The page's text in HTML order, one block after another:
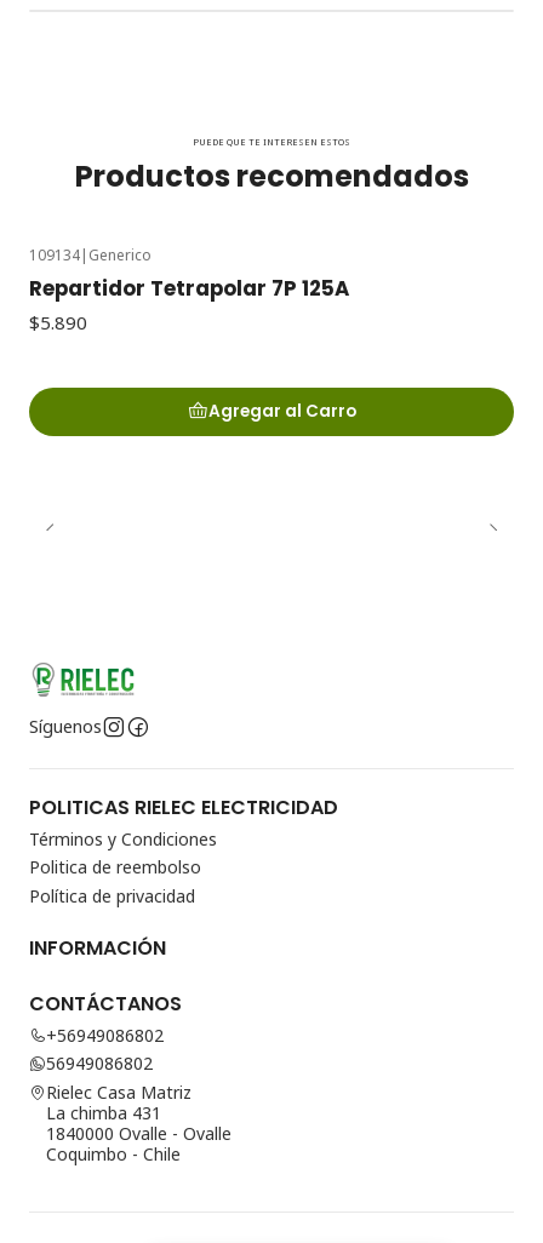
PUEDE QUE TE INTERESEN ESTOS
Productos recomendados
109134| Generico
Repartidor Tetrapolar 7P 125A
$5.890
Agregar al Carro
Síguenos
POLITICAS RIELEC ELECTRICIDAD
Términos y Condiciones
Politica de reembolso
Política de privacidad
INFORMACIÓN
CONTÁCTANOS
+56949086802
56949086802
Rielec Casa Matriz
La chimba 431
1840000 Ovalle - Ovalle
Coquimbo - Chile